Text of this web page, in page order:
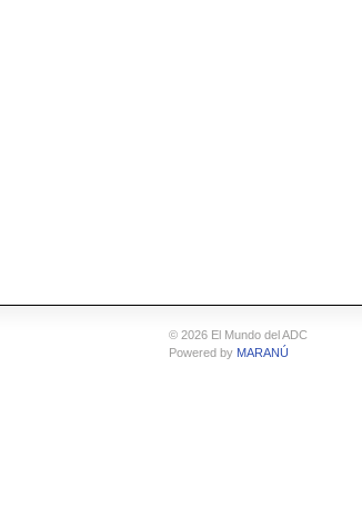
© 2026 El Mundo del ADC
Powered by MARANÚ